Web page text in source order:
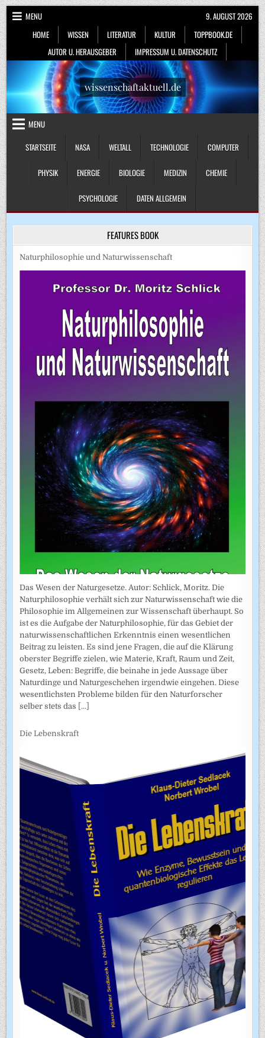
Skip
to
content
MENU
HOME
WISSEN LITERATUR KULTUR
TOPPBOOK.DE
AUTOR U. HERAUSGEBER
IMPRESSUM U. DATENSCHUTZ
9. AUGUST 2026
wissenschaftaktuell.de
MENU
STARTSEITE
NASA WELTALL TECHNOLOGIE COMPUTER
PHYSIK ENERGIE BIOLOGIE MEDIZIN CHEMIE
PSYCHOLOGIE DATEN ALLGEMEIN
FEATURES BOOK
Naturphilosophie und Naturwissenschaft
Das Wesen der Naturgesetze. Autor: Schlick, Moritz. Die
Naturphilosophie verhält sich zur Naturwissenschaft wie die
Philosophie im Allgemeinen zur Wissenschaft überhaupt. So
ist es die Aufgabe der Naturphilosophie, für das Gebiet der
naturwissenschaftlichen Erkenntnis einen wesentlichen
Beitrag zu leisten. Es sind jene Fragen, die auf die Klärung
oberster Begriffe zielen, wie Materie, Kraft, Raum und Zeit,
Gesetz, Leben: Begriffe, die beinahe in jede Aussage über
Naturdinge und Naturgeschehen irgendwie eingehen. Diese
wesentlichsten Probleme bilden für den Naturforscher
selber stets das [...]
Die Lebenskraft